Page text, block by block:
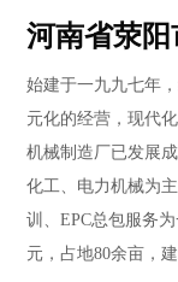
河南省荥
始建于一九九七年
元化的经营，现代
机械制造厂已发展
化工、电力机械为
训、EPC总包服务
元，占地80余亩，